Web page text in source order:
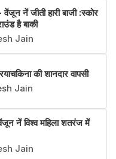
वेंजून नें जीती हारी बाजी :स्कोर
है बाकी
Jain
की शानदार वापसी
Jain
नें विश्व महिला शतरंज में
Jain